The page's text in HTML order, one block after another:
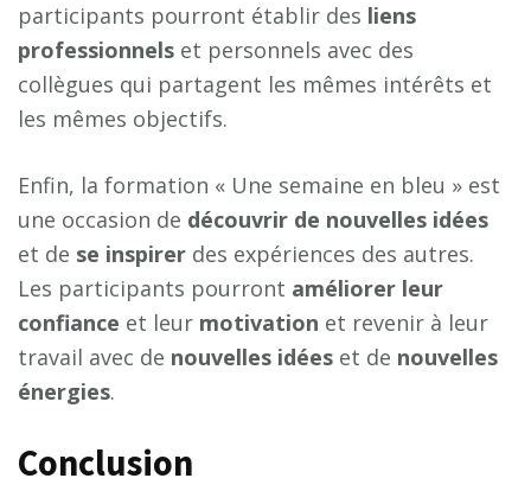
participants pourront établir des liens
professionnels et personnels avec des
collègues qui partagent les mêmes intérêts et
les mêmes objectifs.
Enfin, la formation « Une semaine en bleu » est
une occasion de découvrir de nouvelles idées
et de se inspirer des expériences des autres.
Les participants pourront améliorer leur
confiance et leur motivation et revenir à leur
travail avec de nouvelles idées et de nouvelles
énergies.
Conclusion